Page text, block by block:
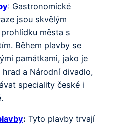
: Gastronomické
jsou skvělým
města s
Během plavby se
památkami, jako je
a Národní divadlo,
speciality české i
: Tyto plavby trvají